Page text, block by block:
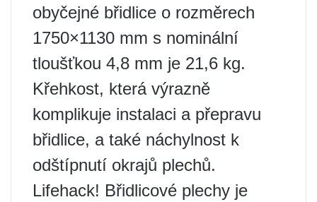
obyčejné břidlice o rozměrech
1750×1130 mm s nominální
tloušťkou 4,8 mm je 21,6 kg.
Křehkost, která výrazně
komplikuje instalaci a přepravu
břidlice, a také náchylnost k
odštípnutí okrajů plechů.
Lifehack! Břidlicové plechy je